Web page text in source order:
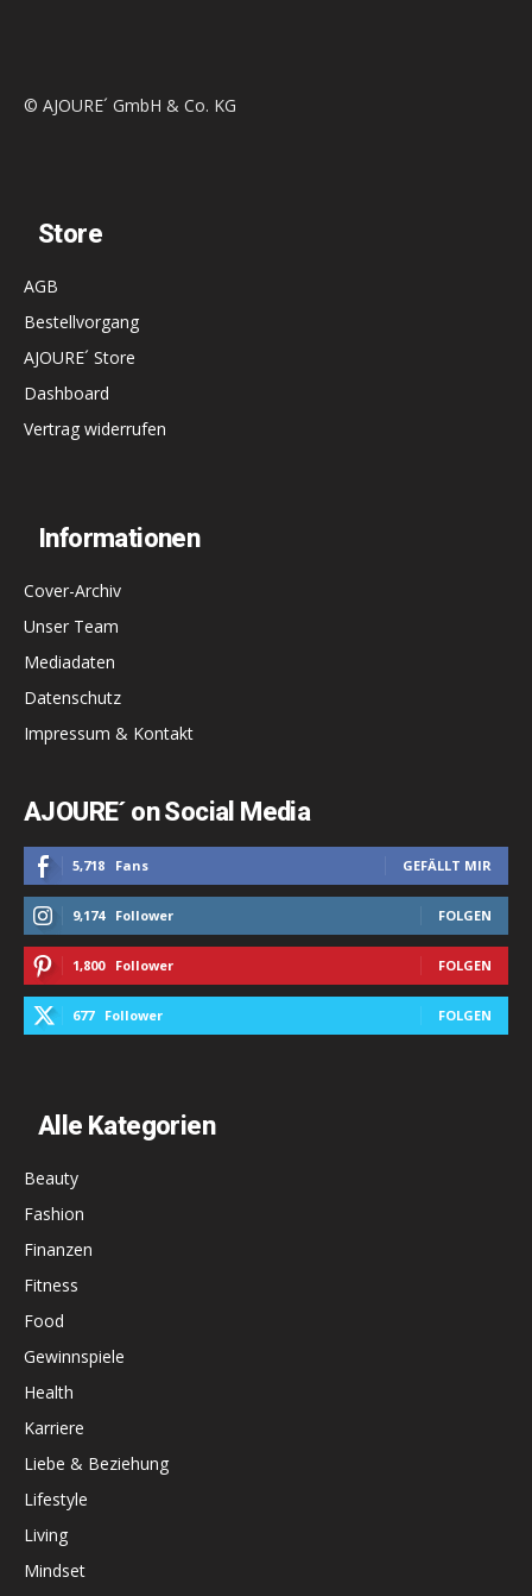
© AJOURE´ GmbH & Co. KG
Store
AGB
Bestellvorgang
AJOURE´ Store
Dashboard
Vertrag widerrufen
Informationen
Cover-Archiv
Unser Team
Mediadaten
Datenschutz
Impressum & Kontakt
AJOURE´ on Social Media
5,718 Fans GEFÄLLT MIR
9,174 Follower FOLGEN
1,800 Follower FOLGEN
677 Follower FOLGEN
Alle Kategorien
Beauty
Fashion
Finanzen
Fitness
Food
Gewinnspiele
Health
Karriere
Liebe & Beziehung
Lifestyle
Living
Mindset